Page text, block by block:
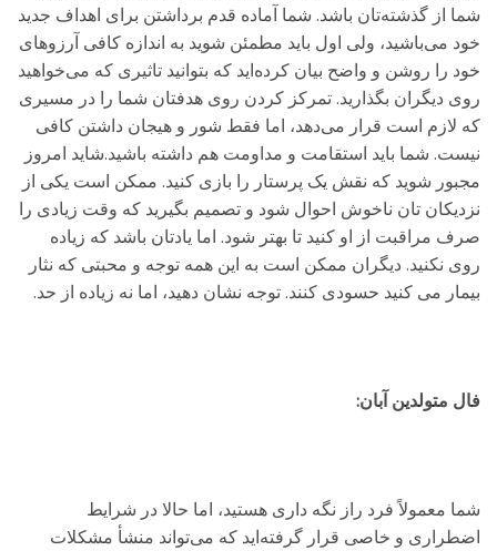
شما از گذشته‌تان باشد. شما آماده قدم برداشتن برای اهداف جدید
خود می‌باشید، ولی اول باید مطمئن شوید به اندازه کافی آرزوهای
خود را روشن و واضح بیان کرده‌اید که بتوانید تاثیری که می‌خواهید
روی دیگران بگذارید. تمرکز کردن روی هدفتان شما را در مسیری
که لازم است قرار می‌دهد، اما فقط شور و هیجان داشتن کافی
نیست. شما باید استقامت و مداومت هم داشته باشید.شاید امروز
مجبور شوید که نقش یک پرستار را بازی کنید. ممکن است یکی از
نزدیکان تان ناخوش احوال شود و تصمیم بگیرید که وقت زیادی را
صرف مراقبت از او کنید تا بهتر شود. اما یادتان باشد که زیاده
روی نکنید. دیگران ممکن است به این همه توجه و محبتی که نثار
بیمار می کنید حسودی کنند. توجه نشان دهید، اما نه زیاده از حد.
فال متولدین آبان:
شما معمولاً فرد راز نگه داری هستید، اما حالا در شرایط
اضطراری و خاصی قرار گرفته‌اید که می‌تواند منشأ مشکلات